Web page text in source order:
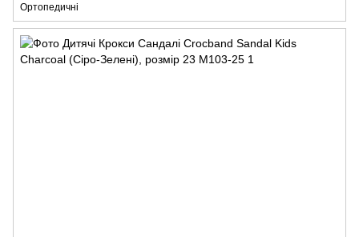
Ортопедичні